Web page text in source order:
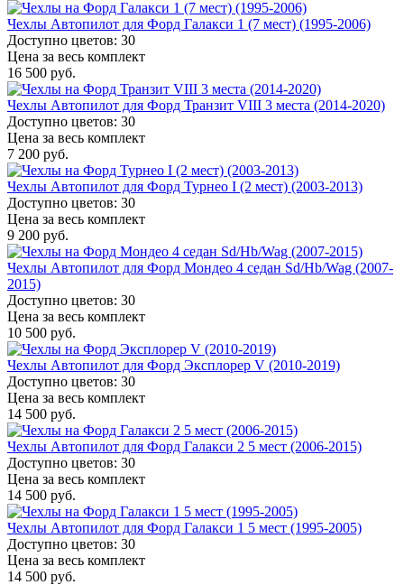
Чехлы Автопилот для Форд Галакси 1 (7 мест) (1995-2006)
Доступно цветов: 30
Цена за весь комплект
16 500 руб.
Чехлы Автопилот для Форд Транзит VIII 3 места (2014-2020)
Доступно цветов: 30
Цена за весь комплект
7 200 руб.
Чехлы Автопилот для Форд Турнео I (2 мест) (2003-2013)
Доступно цветов: 30
Цена за весь комплект
9 200 руб.
Чехлы Автопилот для Форд Мондео 4 седан Sd/Hb/Wag (2007-
2015)
Доступно цветов: 30
Цена за весь комплект
10 500 руб.
Чехлы Автопилот для Форд Эксплорер V (2010-2019)
Доступно цветов: 30
Цена за весь комплект
14 500 руб.
Чехлы Автопилот для Форд Галакси 2 5 мест (2006-2015)
Доступно цветов: 30
Цена за весь комплект
14 500 руб.
Чехлы Автопилот для Форд Галакси 1 5 мест (1995-2005)
Доступно цветов: 30
Цена за весь комплект
14 500 руб.